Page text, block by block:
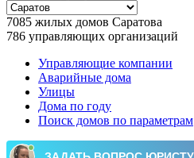
7085 жилых домов Саратова
786 управляющих организаций
Главное меню
Управляющие компании
Аварийные дома
Улицы
Дома по году
Поиск домов по параметрам